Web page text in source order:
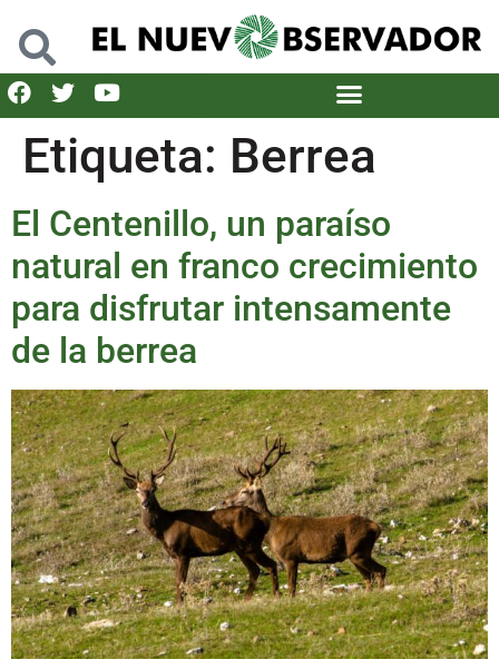
Etiqueta: Berrea
El Centenillo, un paraíso
natural en franco crecimiento
para disfrutar intensamente
de la berrea